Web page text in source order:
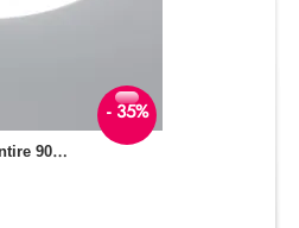
- 35%
П
отолочный светильник Entire 90320/1